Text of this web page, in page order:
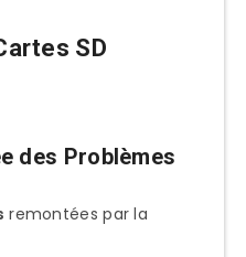
SD
des Problèmes
remontées par la